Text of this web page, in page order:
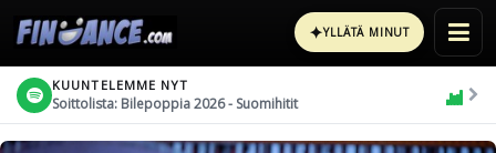
✦YLLÄTÄ MINUT
KUUNTELEMME NYT
Soittolista: Bilepoppia 2026 - Suomihitit